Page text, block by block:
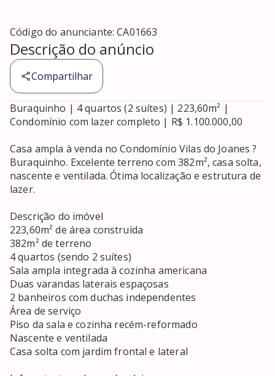
Código do anunciante:CA01663
Descrição do anúncio
Compartilhar
Buraquinho | 4 quartos (2 suítes) | 223,60m² |
Condomínio com lazer completo | R$ 1.100.000,00
Casa ampla à venda no Condomínio Vilas do Joanes ?
Buraquinho. Excelente terreno com 382m², casa solta,
nascente e ventilada. Ótima localização e estrutura de
lazer.
Descrição do imóvel
223,60m² de área construída
382m² de terreno
4 quartos (sendo 2 suítes)
Sala ampla integrada à cozinha americana
Duas varandas laterais espaçosas
2 banheiros com duchas independentes
Área de serviço
Piso da sala e cozinha recém-reformado
Nascente e ventilada
Casa solta com jardim frontal e lateral